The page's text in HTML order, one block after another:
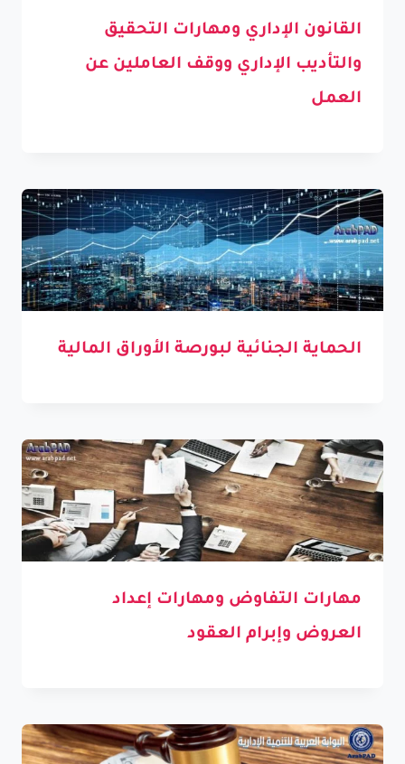
القانون الإداري ومهارات التحقيق
والتأديب الإداري ووقف العاملين عن
العمل
الحماية الجنائية لبورصة الأوراق المالية
مهارات التفاوض ومهارات إعداد
العروض وإبرام العقود